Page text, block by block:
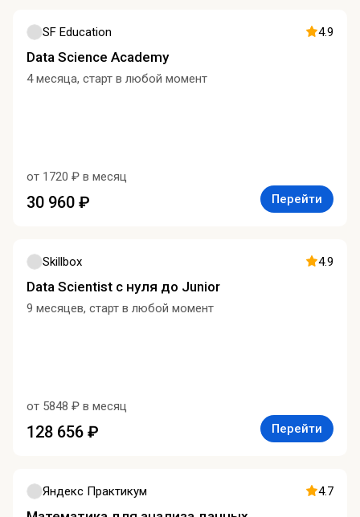
SF Education 4.9
Data Science Academy
4 месяца, старт в любой момент
от 1720 ₽ в месяц
30 960 ₽ Перейти
Skillbox 4.9
Data Scientist с нуля до Junior
9 месяцев, старт в любой момент
от 5848 ₽ в месяц
128 656 ₽ Перейти
Яндекс Практикум 4.7